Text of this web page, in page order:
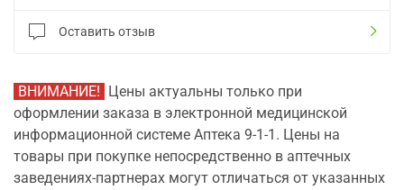
Оставить отзыв
ВНИМАНИЕ! Цены актуальны только при
оформлении заказа в электронной медицинской
информационной системе Аптека 9-1-1. Цены на
товары при покупке непосредственно в аптечных
заведениях-партнерах могут отличаться от указанных